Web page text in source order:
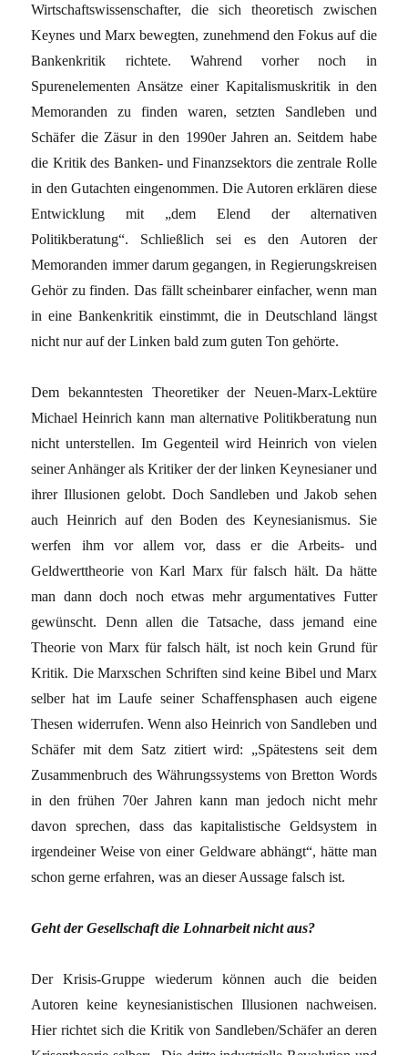
Wirtschaftswissenschafter, die sich theoretisch zwischen
Keynes und Marx bewegten, zunehmend den Fokus auf die
Bankenkritik richtete. Wahrend vorher noch in
Spurenelementen Ansätze einer Kapitalismuskritik in den
Memoranden zu finden waren, setzten Sandleben und
Schäfer die Zäsur in den 1990er Jahren an. Seitdem habe
die Kritik des Banken- und Finanzsektors die zentrale Rolle
in den Gutachten eingenommen. Die Autoren erklären diese
Entwicklung mit „dem Elend der alternativen
Politikberatung“. Schließlich sei es den Autoren der
Memoranden immer darum gegangen, in Regierungskreisen
Gehör zu finden. Das fällt scheinbarer einfacher, wenn man
in eine Bankenkritik einstimmt, die in Deutschland längst
nicht nur auf der Linken bald zum guten Ton gehörte.
Dem bekanntesten Theoretiker der Neuen-Marx-Lektüre
Michael Heinrich kann man alternative Politikberatung nun
nicht unterstellen. Im Gegenteil wird Heinrich von vielen
seiner Anhänger als Kritiker der der linken Keynesianer und
ihrer Illusionen gelobt. Doch Sandleben und Jakob sehen
auch Heinrich auf den Boden des Keynesianismus. Sie
werfen ihm vor allem vor, dass er die Arbeits- und
Geldwerttheorie von Karl Marx für falsch hält. Da hätte
man dann doch noch etwas mehr argumentatives Futter
gewünscht. Denn allen die Tatsache, dass jemand eine
Theorie von Marx für falsch hält, ist noch kein Grund für
Kritik. Die Marxschen Schriften sind keine Bibel und Marx
selber hat im Laufe seiner Schaffensphasen auch eigene
Thesen widerrufen. Wenn also Heinrich von Sandleben und
Schäfer mit dem Satz zitiert wird: „Spätestens seit dem
Zusammenbruch des Währungssystems von Bretton Words
in den frühen 70er Jahren kann man jedoch nicht mehr
davon sprechen, dass das kapitalistische Geldsystem in
irgendeiner Weise von einer Geldware abhängt“, hätte man
schon gerne erfahren, was an dieser Aussage falsch ist.
Geht der Gesellschaft die Lohnarbeit nicht aus?
Der Krisis-Gruppe wiederum können auch die beiden
Autoren keine keynesianistischen Illusionen nachweisen.
Hier richtet sich die Kritik von Sandleben/Schäfer an deren